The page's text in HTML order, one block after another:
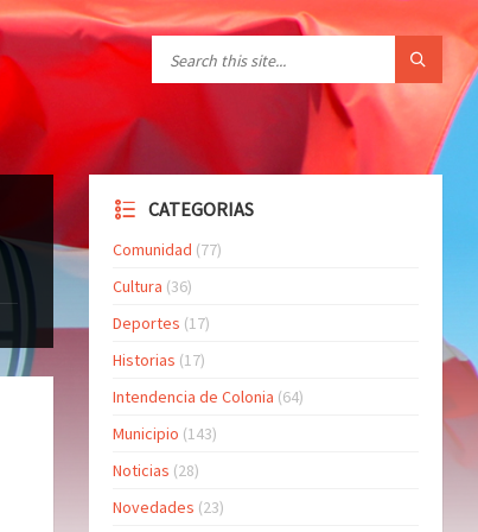
CATEGORIAS
Comunidad (77)
Cultura (36)
Deportes (17)
Historias (17)
Intendencia de Colonia (64)
Municipio (143)
Noticias (28)
Novedades (23)